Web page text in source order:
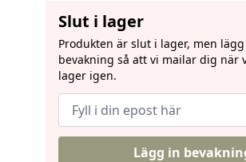
Slut i lager
Produkten är slut i lager, men
bevakning så att vi mailar dig när
lager igen.
Lägg in